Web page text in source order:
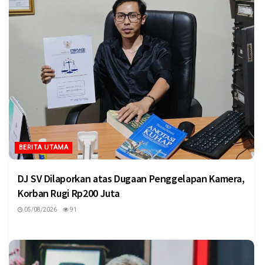
BERITA UTAMA
DJ SV Dilaporkan atas Dugaan Penggelapan Kamera,
Korban Rugi Rp200 Juta
05/08/2026 91